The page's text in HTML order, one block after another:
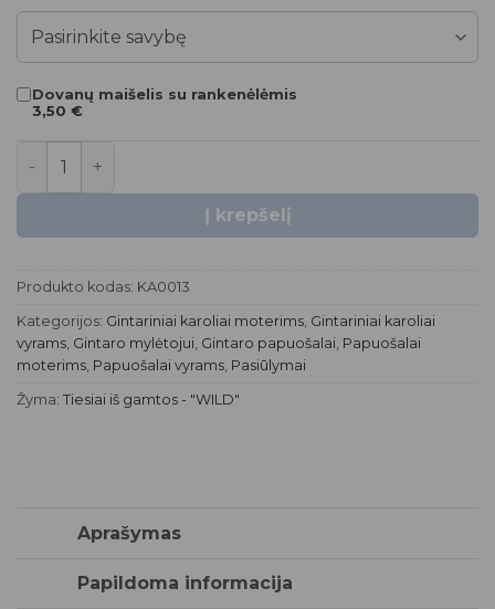
fotografuojant bei jūsų ekrano raiškos nustatymų.
Dovanų maišelis su rankenėlėmis
3,50 €
Į krepšelį
Produkto kodas: KA0013
Kategorijos: Gintariniai karoliai moterims Gintariniai karoliai
vyrams Gintaro mylėtojui Gintaro papuošalai Papuošalai
moterims Papuošalai vyrams Pasiūlymai
Žyma: Tiesiai iš gamtos - "WILD"
Aprašymas
Papildoma informacija